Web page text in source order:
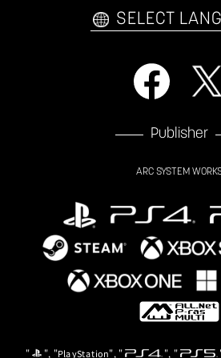
自己紹介カードメーカー アー
SELECT
Publisher
ARC SYSTEM
" ", "PlayStation", " ", "